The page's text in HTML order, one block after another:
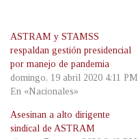
ASTRAM y STAMSS
respaldan gestión presidencial
por manejo de pandemia
domingo, 19 abril 2020 4:11 PM
En «Nacionales»
Asesinan a alto dirigente
sindical de ASTRAM